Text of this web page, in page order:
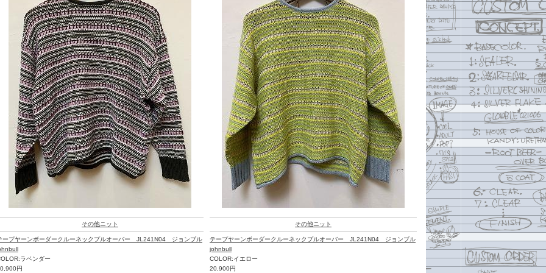
その他ニット
ープヤーンボーダークルーネックプルオーバー JL241N04 ジョンブル
ラベンダー
円
その他ニット
テープヤーンボーダークルーネックプルオーバー JL241N04 ジョンブル
johnbull
COLOR:イエロー
20,900円